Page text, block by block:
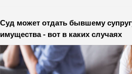
Суд может отдать бывшему
имущества - вот в каких случаях